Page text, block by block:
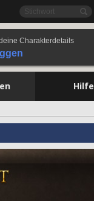
Charakterdetails
Hilfe